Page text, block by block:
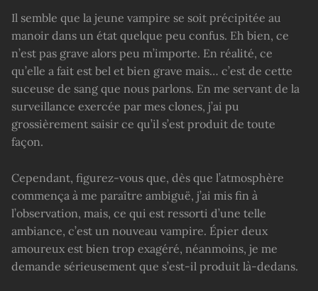
Il semble que la jeune vampire se soit précipitée au
manoir dans un état quelque peu confus. Eh bien, ce
n’est pas grave alors peu m’importe. En réalité, ce
qu’elle a fait est bel et bien grave mais… c’est de cette
suceuse de sang que nous parlons. En me servant de la
surveillance exercée par mes clones, j’ai pu
grossièrement saisir ce qu’il s’est produit de toute
façon.
Cependant, figurez-vous que, dès que l’atmosphère
commença à me paraître ambiguë, j’ai mis fin à
l’observation, mais, ce qui est ressorti d’une telle
ambiance, c’est un nouveau vampire. Épier deux
amoureux est bien trop exagéré, néanmoins, je me
demande sérieusement que s’est-il produit là-dedans.